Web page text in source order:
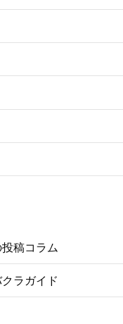
稿コラム
ラガイド